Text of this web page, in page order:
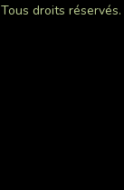
Tous droits réservés.